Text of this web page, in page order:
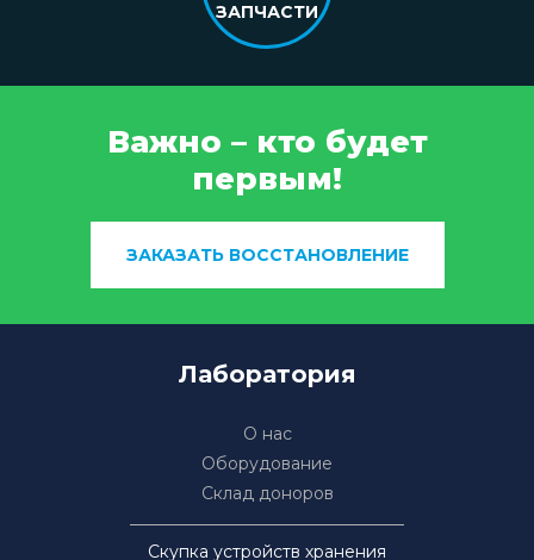
ЗАПЧАСТИ
Важно – кто будет
первым!
ЗАКАЗАТЬ ВОССТАНОВЛЕНИЕ
Лаборатория
О нас
Оборудование
Склад доноров
Скупка устройств хранения